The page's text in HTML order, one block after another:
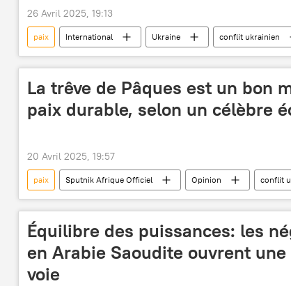
26 Avril 2025, 19:13
paix International Ukraine conflit ukrainien
Opinion
Vladimir Poutine Volodymyr Zelensky
La trêve de Pâques est un bon
paix durable, selon un célèbre
20 Avril 2025, 19:57
paix Sputnik Afrique Officiel Opinion conflit
trêve
Équilibre des puissances: les
en Arabie Saoudite ouvrent
voie